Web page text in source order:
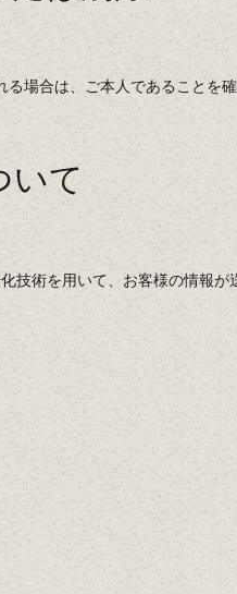
場合は、ご本人であることを
いて
技術を用いて、お客様の情報